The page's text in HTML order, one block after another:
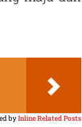
byInline Related Posts